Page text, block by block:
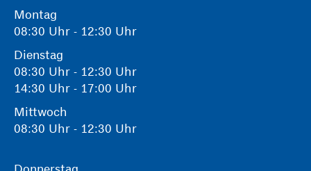
Montag
08:30 Uhr - 12:30 Uhr
Dienstag
08:30 Uhr - 12:30 Uhr
14:30 Uhr - 17:00 Uhr
Mittwoch
08:30 Uhr - 12:30 Uhr